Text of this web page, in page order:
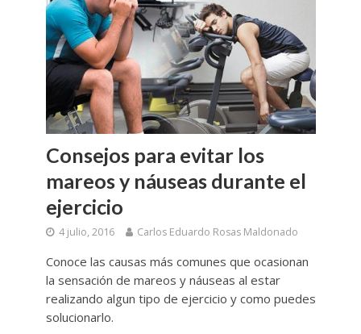
Consejos para evitar los
mareos y náuseas durante el
ejercicio
4 julio, 2016 Carlos Eduardo Rosas Maldonado
Conoce las causas más comunes que ocasionan
la sensación de mareos y náuseas al estar
realizando algun tipo de ejercicio y como puedes
solucionarlo.